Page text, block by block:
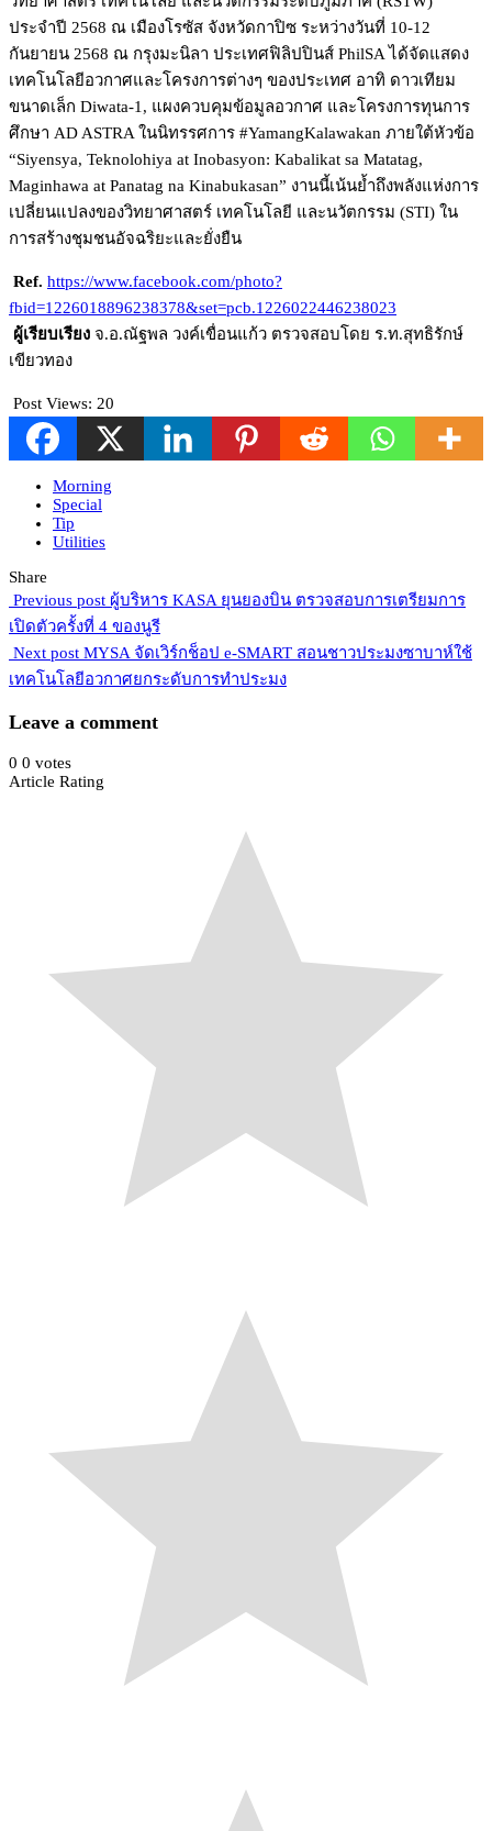
ประจำปี 2568 ณ เมืองโรซัส จังหวัดกาปิซ ระหว่างวันที่ 10-12
กันยายน 2568 ณ กรุงมะนิลา ประเทศฟิลิปปินส์ PhilSA ได้จัดแสดง
เทคโนโลยีอวกาศและโครงการต่างๆ ของประเทศ อาทิ ดาวเทียม
ขนาดเล็ก Diwata-1, แผงควบคุมข้อมูลอวกาศ และโครงการทุนการ
ศึกษา AD ASTRA ในนิทรรศการ #YamangKalawakan ภายใต้หัวข้อ
“Siyensya, Teknolohiya at Inobasyon: Kabalikat sa Matatag,
Maginhawa at Panatag na Kinabukasan” งานนี้เน้นย้ำถึงพลังแห่งการ
เปลี่ยนแปลงของวิทยาศาสตร์ เทคโนโลยี และนวัตกรรม (STI) ใน
การสร้างชุมชนอัจฉริยะและยั่งยืน
Ref. https://www.facebook.com/photo?
fbid=1226018896238378&set=pcb.1226022446238023
ผู้เรียบเรียง จ.อ.ณัฐพล วงค์เขื่อนแก้ว ตรวจสอบโดย ร.ท.สุทธิรักษ์
เขียวทอง
Post Views: 20
Morning
Special
Tip
Utilities
Share
Previous post ผู้บริหาร KASA ยุนยองบิน ตรวจสอบการเตรียมการ
เปิดตัวครั้งที่ 4 ของนูรี
Next post MYSA จัดเวิร์กช็อป e-SMART สอนชาวประมงซาบาห์ใช้
เทคโนโลยีอวกาศยกระดับการทำประมง
Leave a comment
0 0 votes
Article Rating